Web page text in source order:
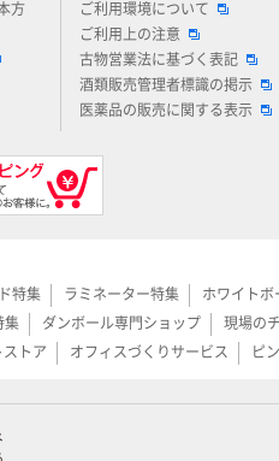
方
ご利用環境について
ご利用上の注意
古物営業法に基づく表記
酒類販売管理者標識の掲示
医薬品の販売に関する表示
特集 ラミネーター特集 ホワイトボ
集 ダンボール専門ショップ 現場の
トア オフィスづくりサービス ピ